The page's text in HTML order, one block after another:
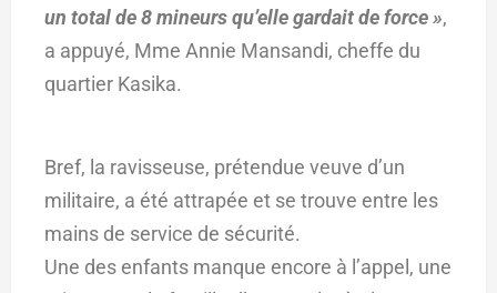
un total de 8 mineurs qu’elle gardait de force »,
a appuyé, Mme Annie Mansandi, cheffe du
quartier Kasika.
Bref, la ravisseuse, prétendue veuve d’un
militaire, a été attrapée et se trouve entre les
mains de service de sécurité.
Une des enfants manque encore à l’appel, une